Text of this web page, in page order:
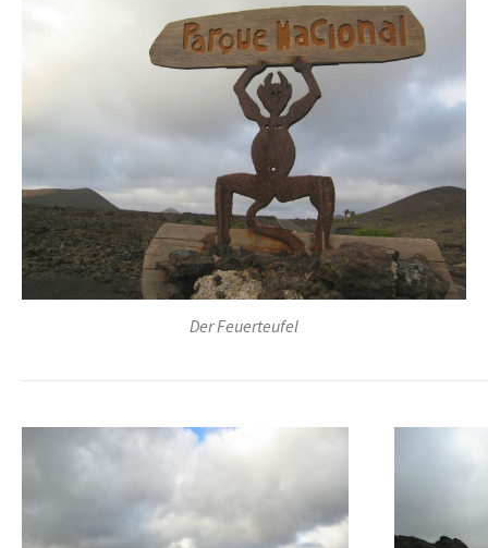
Der Feuerteufel